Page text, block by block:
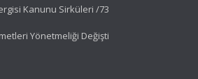
Kanunu Sirküleri /73
Yönetmeliği Değişti